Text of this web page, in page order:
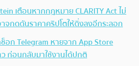
เตือนหากกฎหมาย CLARITY Act ไม่
จกดดันราคาคริปโตให้ดิ่งลงอีกระลอก
อก Telegram หายจาก App Store
ก่อนกลับมาใช้งานได้ปกติ